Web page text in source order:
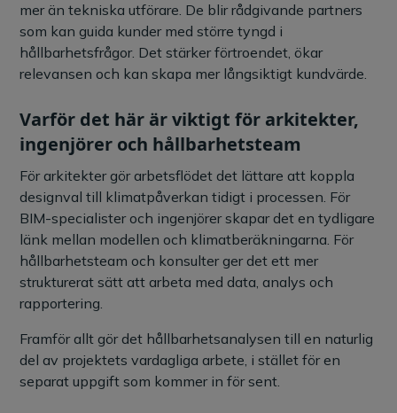
mer än tekniska utförare. De blir rådgivande partners
som kan guida kunder med större tyngd i
hållbarhetsfrågor. Det stärker förtroendet, ökar
relevansen och kan skapa mer långsiktigt kundvärde.
Varför det här är viktigt för arkitekter,
ingenjörer och hållbarhetsteam
För arkitekter gör arbetsflödet det lättare att koppla
designval till klimatpåverkan tidigt i processen. För
BIM-specialister och ingenjörer skapar det en tydligare
länk mellan modellen och klimatberäkningarna. För
hållbarhetsteam och konsulter ger det ett mer
strukturerat sätt att arbeta med data, analys och
rapportering.
Framför allt gör det hållbarhetsanalysen till en naturlig
del av projektets vardagliga arbete, i stället för en
separat uppgift som kommer in för sent.